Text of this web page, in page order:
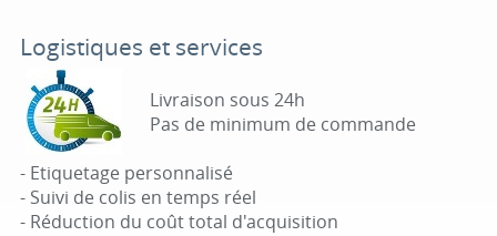
Logistiques et services
Livraison sous 24h
Pas de minimum de commande
- Etiquetage personnalisé
- Suivi de colis en temps réel
- Réduction du coût total d'acquisition